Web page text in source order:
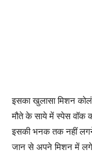
इसका खुलासा मिशन
मौते के साये में स्पेस वॉक
इसकी भनक तक नहीं लगने
जान से अपने मिशन में लगे